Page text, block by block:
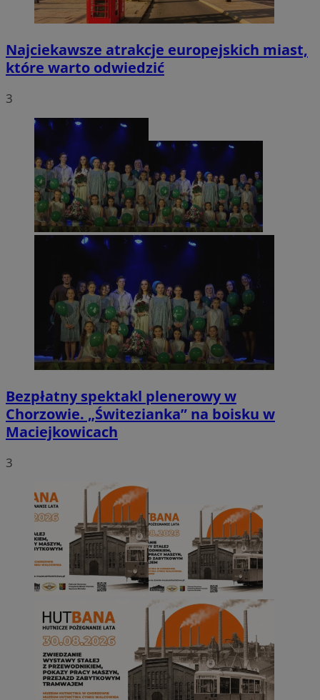
Najciekawsze atrakcje europejskich miast,
które warto odwiedzić
3
Bezpłatny spektakl plenerowy w
Chorzowie. „Świtezianka” na boisku w
Maciejkowicach
3